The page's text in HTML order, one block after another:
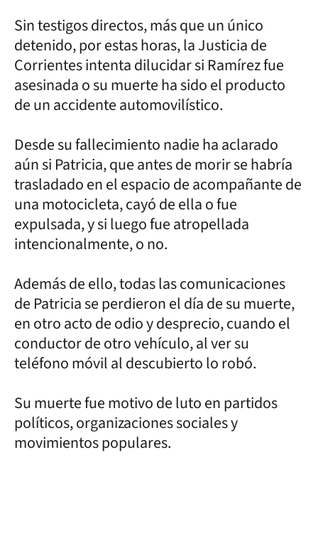
Sin testigos directos, más que un único
detenido, por estas horas, la Justicia de
Corrientes intenta dilucidar si Ramírez fue
asesinada o su muerte ha sido el producto
de un accidente automovilístico.
Desde su fallecimiento nadie ha aclarado
aún si Patricia, que antes de morir se habría
trasladado en el espacio de acompañante de
una motocicleta, cayó de ella o fue
expulsada, y si luego fue atropellada
intencionalmente, o no.
Además de ello, todas las comunicaciones
de Patricia se perdieron el día de su muerte,
en otro acto de odio y desprecio, cuando el
conductor de otro vehículo, al ver su
teléfono móvil al descubierto lo robó.
Su muerte fue motivo de luto en partidos
políticos, organizaciones sociales y
movimientos populares.